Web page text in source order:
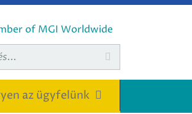

az ügyfelünk